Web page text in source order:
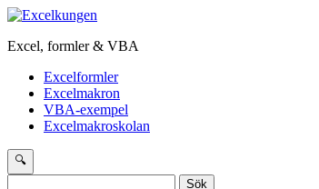
Excel, formler & VBA
Excelformler
Excelmakron
VBA-exempel
Excelmakroskolan
🔍